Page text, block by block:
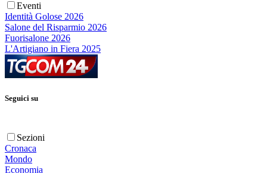
Eventi
Identità Golose 2026
Salone del Risparmio 2026
Fuorisalone 2026
L'Artigiano in Fiera 2025
Seguici su
Sezioni
Cronaca
Mondo
Economia